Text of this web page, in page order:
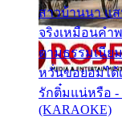
สาวบ้านนา แ
จริงเหมือนคำ
ตามธรรมเนีย
หวั่นขอยอมได้
รักติ๋มแน่หรือ -
(KARAOKE)